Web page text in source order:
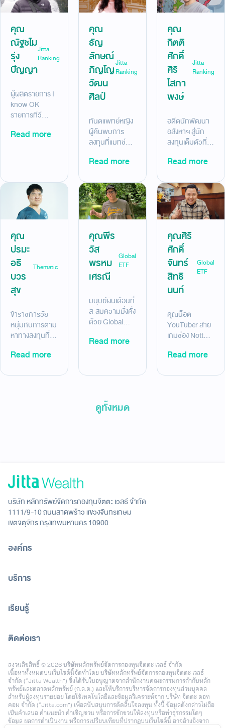
คุณ
ณัฐชไม
รุ่ง
ปัญญา
Jitta
Ranking
ผู้ผลิตรายการ I
know OK
รายการทีวี
เวลาเก็บเงิน
+14.15% (14
ม.ค.68-
27ส.ค.68)
Read more
คุณ
ธัญ
ลักษณ์
ภิญโญ
วัฒน
ศิลป์
Jitta
Ranking
ทันตแพทย์หญิง
ผู้ค้นพบการ
ลงทุนที่แมทช์กับ
คุณแม่ ด้วย
หุ้นสหรัฐฯ
+116.13% (29
ธ.ค. 2563- 9
ม.ค. 2568)
Read more
คุณ
กิตติ
ศักดิ์
ศิริ
โสภา
พงษ์
Jitta
Ranking
อดีตนักพัฒนา
อสังหาฯ สู่นัก
ลงทุนเต็มตัวที่มี
ลงทุนที่ตรงจริต
Ranking หุ้น
เวียดนาม ผล
ตอบแทน
+57.20% (7
ก.พ.68)
Read more
คุณ
ปรมะ
อธิ
บวร
สุข
Thematic
ข้าราชการวัย
หนุ่มกับการตาม
หาทางลงทุนที่
ใน Thematic
เขา +49.26%
Read more
คุณพีร
วัส
พรหม
เศรณี
Global
ETF
มนุษย์เงินเดือนที่
สะสมความมั่งคั่ง
ด้วย Global
+58.73% (8
Read more
คุณศิริ
ศักดิ์
จันทร์
สิทธิ
นนท์
Global
ETF
คุณน็อต
YouTuber สาย
เกมช่อง NottO
อย่าง “เบาใจ” ใน
ตอบแทน
Read more
ดูทั้งหมด
บริษัท หลักทรัพย์จัดการกองทุนจิตตะ เวลธ์ จำกัด
1111/9-10 ถนนลาดพร้าว แขวงจันทรเกษม
เขตจตุจักร กรุงเทพมหานคร 10900
องค์กร
บริการ
เรียนรู้
ติดต่อเรา
สงวนลิขสิทธิ์ © 2026 บริษัทหลักทรัพย์จัดการกองทุนจิตตะ เวลธ์ จำกัด
เนื้อหาทั้งหมดบนเว็บไซต์นี้จัดทำโดย บริษัทหลักทรัพย์จัดการกองทุนจิตตะ เวลธ์
จำกัด (“Jitta Wealth”) ซึ่งได้รับใบอนุญาตจากสำนักงานคณะกรรมการกำกับหลัก
ทรัพย์และตลาดหลักทรัพย์ (ก.ล.ต.) และให้บริการบริหารจัดการกองทุนส่วนบุคคล
สำหรับผู้ลงทุนรายย่อย โดยใช้เทคโนโลยีและข้อมูลวิเคราะห์จาก บริษัท จิตตะ ดอท
คอม จำกัด (“Jitta.com”) เพื่อสนับสนุนการตัดสินใจลงทุน ทั้งนี้ ข้อมูลดังกล่าวไม่ถือ
เป็นคำเสนอ คำแนะนำ คำเชิญชวน หรือการชักชวนให้ลงทุนหรือทำธุรกรรมใดๆ
ข้อมูล ผลการดำเนินงาน หรือการเปรียบเทียบที่ปรากฏบนเว็บไซต์นี้ อาจอ้างอิงจาก